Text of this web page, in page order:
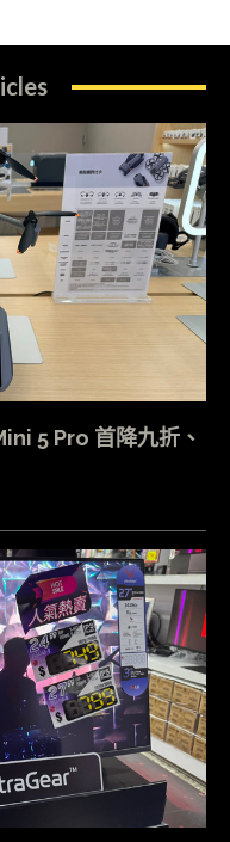
5 Pro 首降九折、